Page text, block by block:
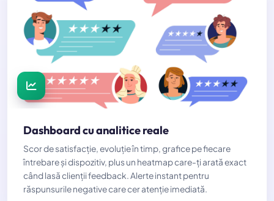
Dashboard cu analitice reale
Scor de satisfacție, evoluție în timp, grafice pe fiecare
întrebare și dispozitiv, plus un heatmap care-ți arată exact
când lasă clienții feedback. Alerte instant pentru
răspunsurile negative care cer atenție imediată.